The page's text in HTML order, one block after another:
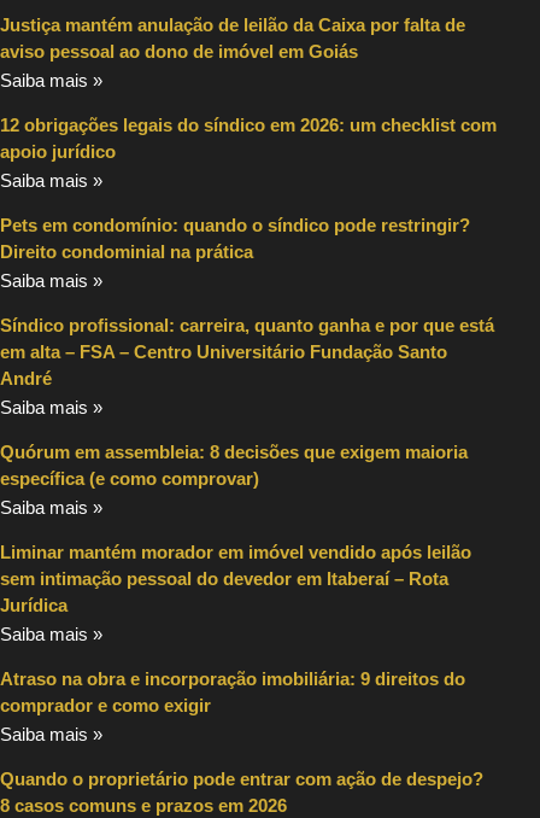
Justiça mantém anulação de leilão da Caixa por falta de
aviso pessoal ao dono de imóvel em Goiás
Saiba mais »
12 obrigações legais do síndico em 2026: um checklist com
apoio jurídico
Saiba mais »
Pets em condomínio: quando o síndico pode restringir?
Direito condominial na prática
Saiba mais »
Síndico profissional: carreira, quanto ganha e por que está
em alta – FSA – Centro Universitário Fundação Santo
André
Saiba mais »
Quórum em assembleia: 8 decisões que exigem maioria
específica (e como comprovar)
Saiba mais »
Liminar mantém morador em imóvel vendido após leilão
sem intimação pessoal do devedor em Itaberaí – Rota
Jurídica
Saiba mais »
Atraso na obra e incorporação imobiliária: 9 direitos do
comprador e como exigir
Saiba mais »
Quando o proprietário pode entrar com ação de despejo?
8 casos comuns e prazos em 2026